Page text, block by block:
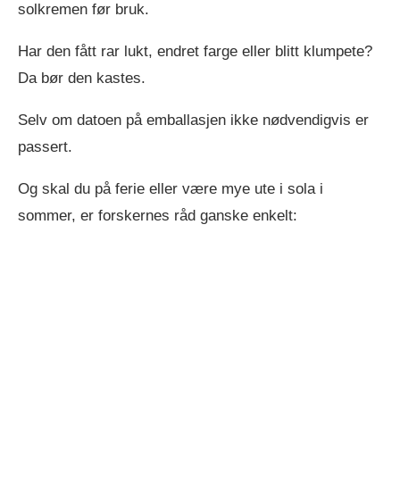
solkremen før bruk.
Har den fått rar lukt, endret farge eller blitt klumpete?
Da bør den kastes.
Selv om datoen på emballasjen ikke nødvendigvis er
passert.
Og skal du på ferie eller være mye ute i sola i
sommer, er forskernes råd ganske enkelt: